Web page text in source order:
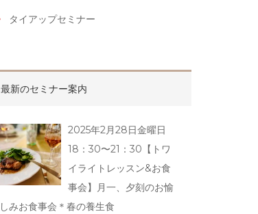
タイアップセミナー
最新のセミナー案内
2025年2月28日金曜日
18：30〜21：30【トワ
イライトレッスン&お食
事会】月一、夕刻のお愉
しみお食事会＊春の養生食